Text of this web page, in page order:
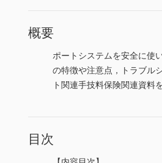
概要
ポートシステムを安全に使
の特徴や注意点，トラブル
ト関連手技料保険関連資料
目次